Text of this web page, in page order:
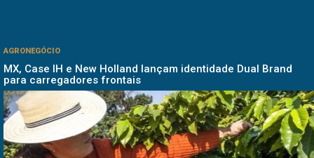
AGRONEGÓCIO
MX, Case IH e New Holland lançam identidade Dual Brand
para carregadores frontais